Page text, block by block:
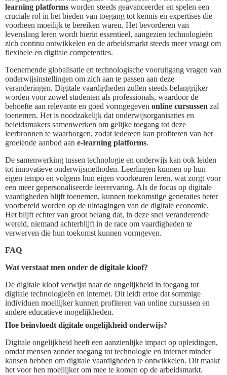
learning platforms worden steeds geavanceerder en spelen een
cruciale rol in het bieden van toegang tot kennis en expertises die
voorheen moeilijk te bereiken waren. Het bevorderen van
levenslang leren wordt hierin essentieel, aangezien technologieën
zich continu ontwikkelen en de arbeidsmarkt steeds meer vraagt om
flexibele en digitale competenties.
Toenemende globalisatie en technologische vooruitgang vragen van
onderwijsinstellingen om zich aan te passen aan deze
veranderingen. Digitale vaardigheden zullen steeds belangrijker
worden voor zowel studenten als professionals, waardoor de
behoefte aan relevante en goed vormgegeven online cursussen zal
toenemen. Het is noodzakelijk dat onderwijsorganisaties en
beleidsmakers samenwerken om gelijke toegang tot deze
leerbronnen te waarborgen, zodat iedereen kan profiteren van het
groeiende aanbod aan e-learning platforms.
De samenwerking tussen technologie en onderwijs kan ook leiden
tot innovatieve onderwijsmethoden. Leerlingen kunnen op hun
eigen tempo en volgens hun eigen voorkeuren leren, wat zorgt voor
een meer gepersonaliseerde leerervaring. Als de focus op digitale
vaardigheden blijft toenemen, kunnen toekomstige generaties beter
voorbereid worden op de uitdagingen van de digitale economie.
Het blijft echter van groot belang dat, in deze snel veranderende
wereld, niemand achterblijft in de race om vaardigheden te
verwerven die hun toekomst kunnen vormgeven.
FAQ
Wat verstaat men onder de digitale kloof?
De digitale kloof verwijst naar de ongelijkheid in toegang tot
digitale technologieën en internet. Dit leidt ertoe dat sommige
individuen moeilijker kunnen profiteren van online cursussen en
andere educatieve mogelijkheden.
Hoe beïnvloedt digitale ongelijkheid onderwijs?
Digitale ongelijkheid heeft een aanzienlijke impact op opleidingen,
omdat mensen zonder toegang tot technologie en internet minder
kansen hebben om digitale vaardigheden te ontwikkelen. Dit maakt
het voor hen moeilijker om mee te komen op de arbeidsmarkt.